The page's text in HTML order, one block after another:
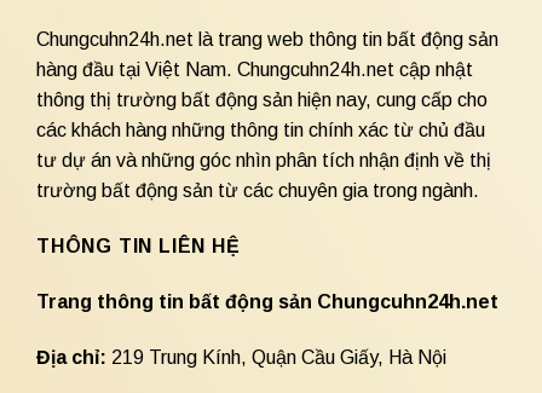
Chungcuhn24h.net là trang web thông tin bất động sản
hàng đầu tại Việt Nam. Chungcuhn24h.net cập nhật
thông thị trường bất động sản hiện nay, cung cấp cho
các khách hàng những thông tin chính xác từ chủ đầu
tư dự án và những góc nhìn phân tích nhận định về thị
trường bất động sản từ các chuyên gia trong ngành.
THÔNG TIN LIÊN HỆ
Trang thông tin bất động sản Chungcuhn24h.net
Địa chỉ: 219 Trung Kính, Quận Cầu Giấy, Hà Nội